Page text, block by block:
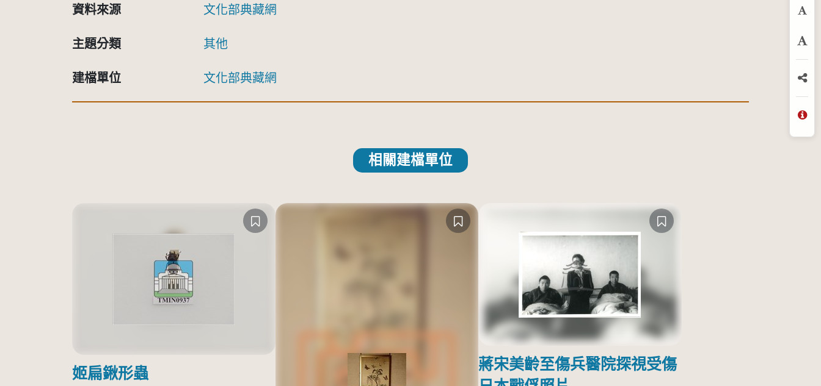
資料來源 文化部典藏網
主題分類 其他
建檔單位 文化部典藏網
相關建檔單位
姬扁鍬形蟲
蔣宋美齡至傷兵醫院探視受傷
放
分